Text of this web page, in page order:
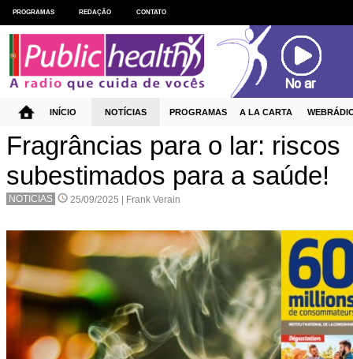
Fragrâncias para o lar: riscos
subestimados para a saúde!
NOTICIAS 25/09/2025 | Frank Verain
PROGRAMAS REDAÇÃO CONTATO
INÍCIO NOTÍCIAS PROGRAMAS A LA CARTA